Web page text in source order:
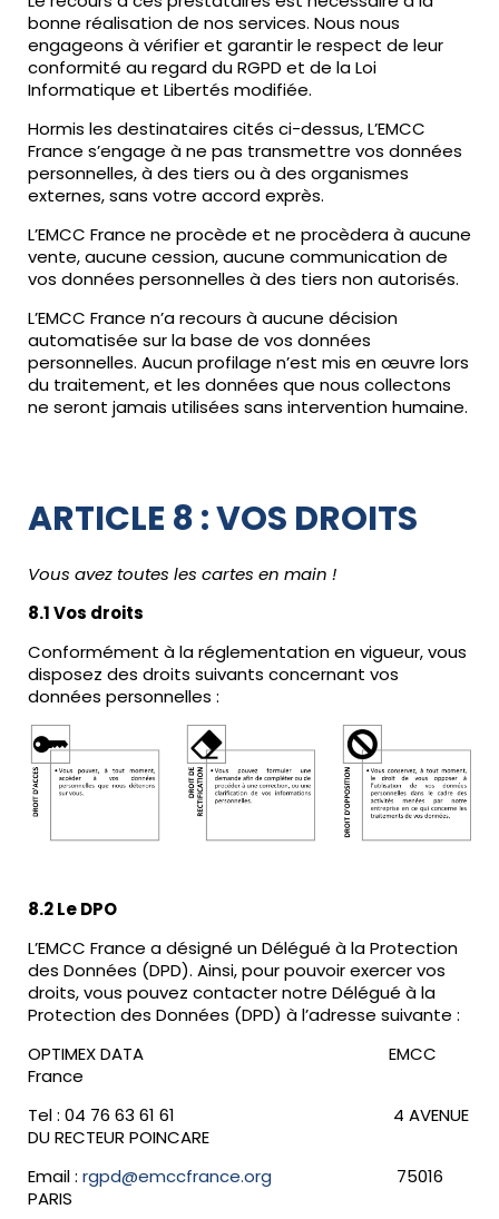
bonne réalisation de nos services. Nous nous
engageons à vérifier et garantir le respect de leur
conformité au regard du RGPD et de la Loi
Informatique et Libertés modifiée.
Hormis les destinataires cités ci-dessus, L’EMCC
France s’engage à ne pas transmettre vos données
personnelles, à des tiers ou à des organismes
externes, sans votre accord exprès.
L’EMCC France ne procède et ne procèdera à aucune
vente, aucune cession, aucune communication de
vos données personnelles à des tiers non autorisés.
L’EMCC France n’a recours à aucune décision
automatisée sur la base de vos données
personnelles. Aucun profilage n’est mis en œuvre lors
du traitement, et les données que nous collectons
ne seront jamais utilisées sans intervention humaine.
ARTICLE 8 : VOS DROITS
Vous avez toutes les cartes en main !
8.1 Vos droits
Conformément à la réglementation en vigueur, vous
disposez des droits suivants concernant vos
données personnelles :
8.2 Le DPO
L’EMCC France a désigné un Délégué à la Protection
des Données (DPD). Ainsi, pour pouvoir exercer vos
droits, vous pouvez contacter notre Délégué à la
Protection des Données (DPD) à l’adresse suivante :
OPTIMEX DATA EMCC
France
Tel : 04 76 63 61 61 4 AVENUE
DU RECTEUR POINCARE
Email : rgpd@emccfrance.org 75016
PARIS